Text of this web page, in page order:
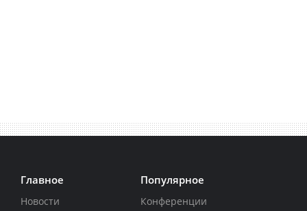
Главное
Новости
Популярное
Конференции